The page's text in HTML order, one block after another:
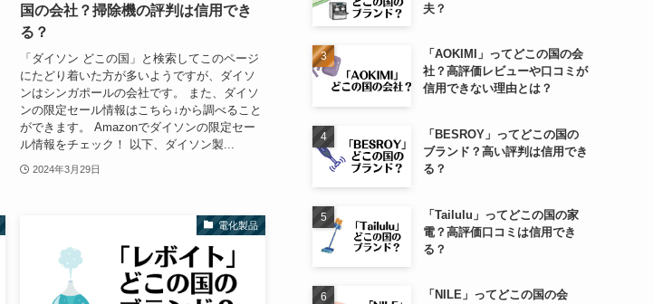
国の会社？掃除機の評判は信用でき
る？
「ダイソン どこの国」と検索してこのページ
にたどり着いた方が多いようですが、ダイソ
ンはシンガポールの会社です。 また、ダイソ
ンの限定セール情報はこちら↓から調べること
ができます。 Amazonでダイソンの限定セー
ル情報をチェック！ 以下、ダイソン製...
2024年3月29日
電化製品
夫？
「AOKIMI」ってどこの国の会
社？高評価レビューや口コミが
信用できない理由とは？
「BESROY」ってどこの国の
ブランド？高い評判は信用でき
る？
「Tailulu」ってどこの国の家
電？高評価口コミは信用でき
る？
「NILE」ってどこの国の会